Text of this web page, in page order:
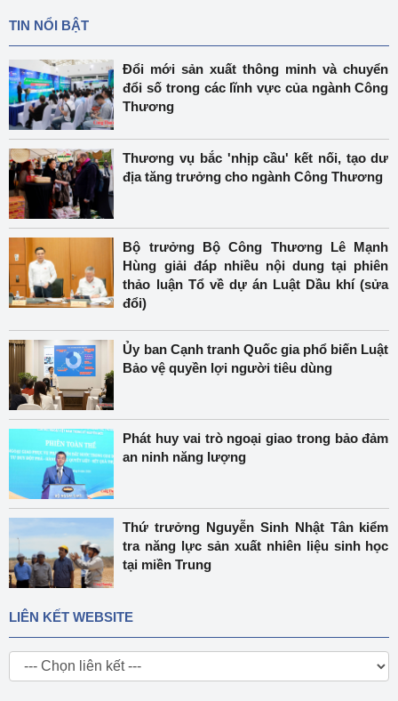
TIN NỔI BẬT
Đổi mới sản xuất thông minh và chuyển
đổi số trong các lĩnh vực của ngành Công
Thương
Thương vụ bắc 'nhịp cầu' kết nối, tạo dư
địa tăng trưởng cho ngành Công Thương
Bộ trưởng Bộ Công Thương Lê Mạnh
Hùng giải đáp nhiều nội dung tại phiên
thảo luận Tổ về dự án Luật Dầu khí (sửa
đổi)
Ủy ban Cạnh tranh Quốc gia phổ biến Luật
Bảo vệ quyền lợi người tiêu dùng
Phát huy vai trò ngoại giao trong bảo đảm
an ninh năng lượng
Thứ trưởng Nguyễn Sinh Nhật Tân kiểm
tra năng lực sản xuất nhiên liệu sinh học
tại miền Trung
LIÊN KẾT WEBSITE